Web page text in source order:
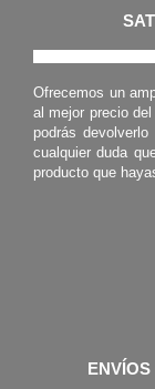
Ofrecemos un
al mejor precio
podrás
cualquier duda
producto que